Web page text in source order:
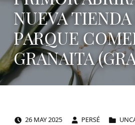
NUEVA
PARQUE
GRANAITA
26 MAY2025 PERSÉ